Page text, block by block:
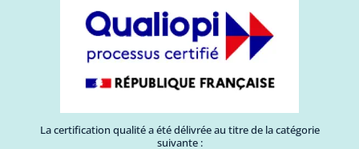
La certification qualité a été délivrée au titre de la catégorie
suivante :